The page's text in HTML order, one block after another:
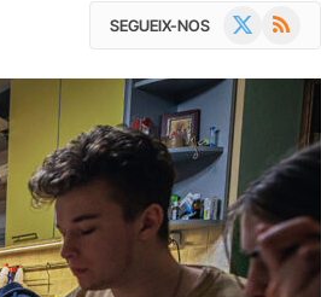
SEGUEIX-NOS RSS